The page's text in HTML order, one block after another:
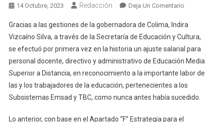
14 Octubre, 2023 Redacción Deja Un ComentarioEn
Colima
Ajusta
Salario
Por
Primera
Vez
Gracias a las gestiones de la gobernadora de Colima, Indira
Vizcaíno Silva, a través de la Secretaría de Educación y Cultura,
se efectuó por primera vez en la historia un ajuste salarial para
personal docente, directivo y administrativo de Educación Media
Superior a Distancia, en reconocimiento a la importante labor de
las y los trabajadores de la educación, pertenecientes a los
Subsistemas Emsad y TBC, como nunca antes había sucedido.
Lo anterior, con base en el Apartado “F” Estrategia para el